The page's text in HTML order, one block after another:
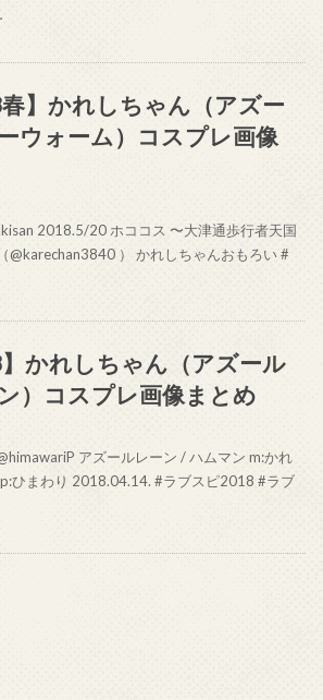
春】かれしちゃん（アズー
ウォーム）コスプレ画像
2018.5/20 ホココス 〜大津通歩行者天国
@karechan3840 ） かれしちゃんおもろい #
】かれしちゃん（アズール
）コスプレ画像まとめ
アズールレーン / ハムマン m:かれ
ひまわり 2018.04.14. #ラブスピ2018 #ラブ